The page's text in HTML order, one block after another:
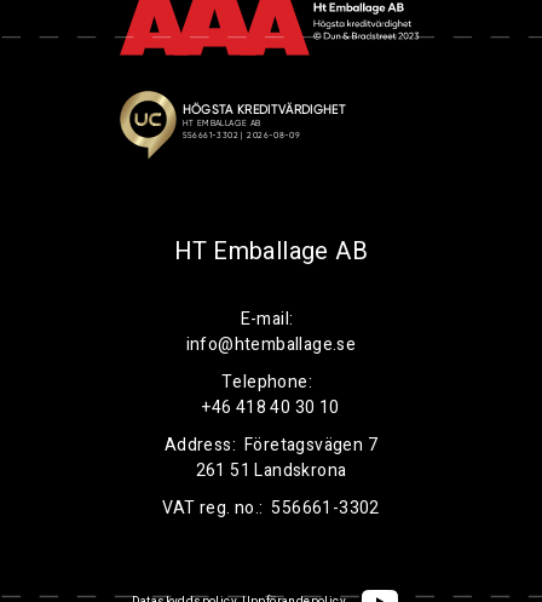
HT Emballage AB
E-mail:
info@htemballage.se
Telephone:
+46 418 40 30 10
Address: Företagsvägen 7
261 51 Landskrona
VAT reg. no.: 556661-3302